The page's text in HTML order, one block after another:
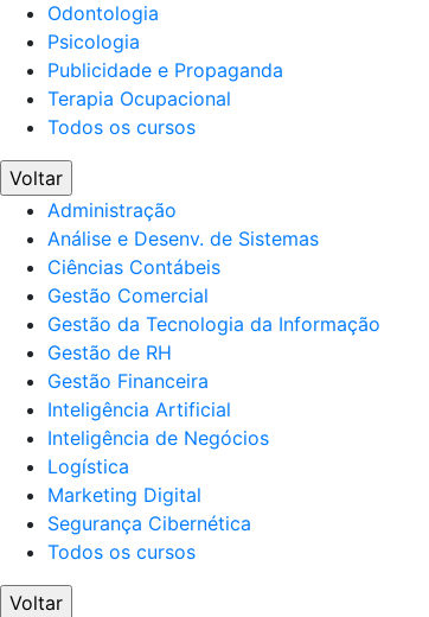
Odontologia
Psicologia
Publicidade e Propaganda
Terapia Ocupacional
Todos os cursos
Voltar
Administração
Análise e Desenv. de Sistemas
Ciências Contábeis
Gestão Comercial
Gestão da Tecnologia da Informação
Gestão de RH
Gestão Financeira
Inteligência Artificial
Inteligência de Negócios
Logística
Marketing Digital
Segurança Cibernética
Todos os cursos
Voltar